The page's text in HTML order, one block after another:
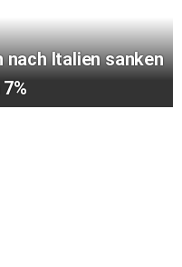
Italien sanken